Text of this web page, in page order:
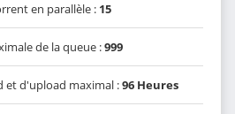
en parallèle : 15
de la queue :999
et d'upload maximal :96 Heures